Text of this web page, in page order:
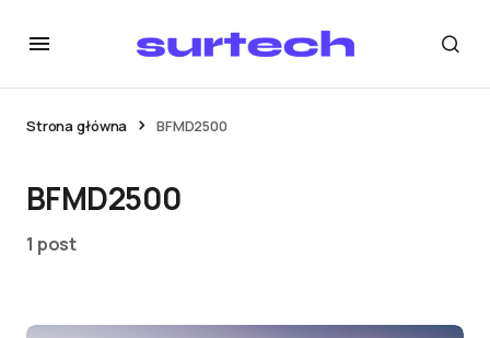
Strona główna BFMD2500
BFMD2500
1 post